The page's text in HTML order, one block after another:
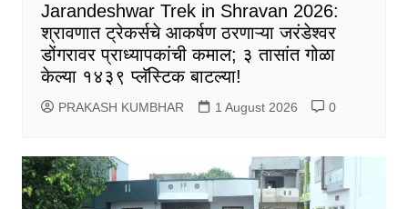
Jarandeshwar Trek in Shravan 2026:
श्रावणात ट्रेकर्सचे आकर्षण ठरणाऱ्या जरंडेश्वर
डोंगरावर प्राध्यापकांची कमाल; ३ तासांत गोळा
केल्या १४३९ प्लॅस्टिक बाटल्या!
PRAKASH KUMBHAR 1 August 2026 0